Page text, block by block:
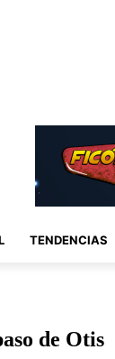
TENDENCIAS
de Otis